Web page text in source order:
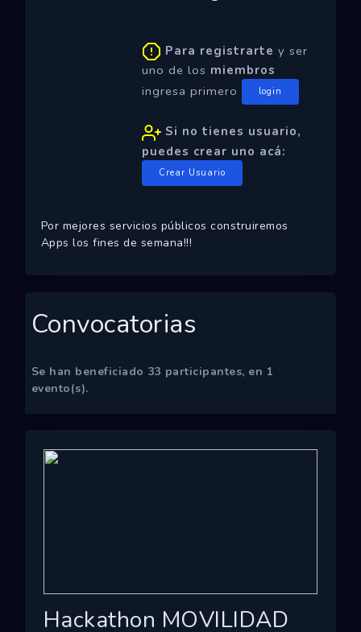
Para registrarte y ser
uno de los miembros
ingresa primero
login
Si no tienes usuario,
puedes crear uno acá:
Crear Usuario
Por mejores servicios públicos construiremos
Apps los fines de semana!!!
Convocatorias
Se han beneficiado 33 participantes, en 1
evento(s).
Hackathon MOVILIDAD